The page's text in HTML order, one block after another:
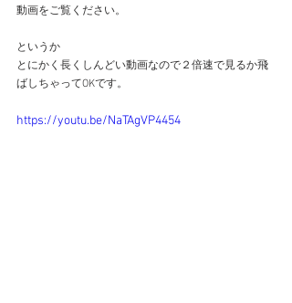
動画をご覧ください。
というか
とにかく長くしんどい動画なので２倍速で見るか飛
ばしちゃってOKです。
https://youtu.be/NaTAgVP4454